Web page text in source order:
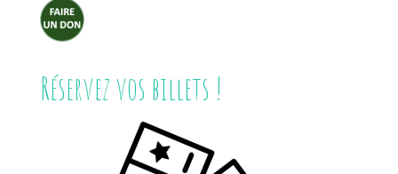
Réservez vos billets !